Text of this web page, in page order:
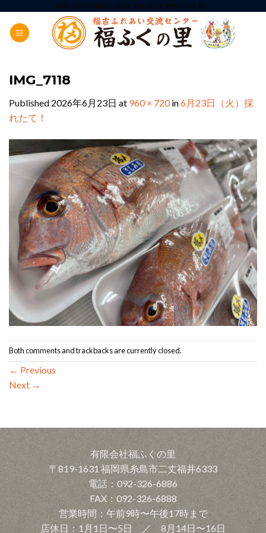
content
ADD ANYTHING HERE OR JUST REMOVE IT...
IMG_7118
Published 2026年6月23日 at 960 × 720in6月23日（火）採
れたて！
Both comments and trackbacks are currently closed.
← Previous
Next →
有限会社福ふくの里
〒819-1631 福岡県糸島市二丈福井6333
電話：092-326-6886
FAX：092-326-6888
営業時間：午前9時〜午後17時まで
店休日：1月1日〜5日 ／ 8月14日〜16日